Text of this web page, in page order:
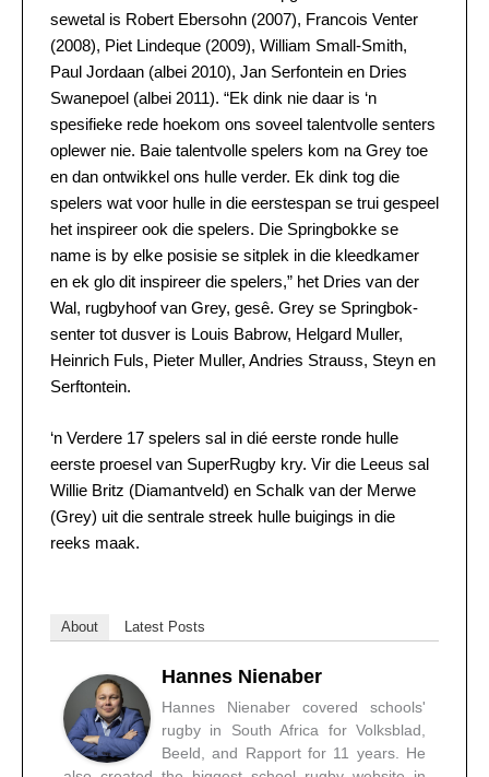
sewetal is Robert Ebersohn (2007), Francois Venter
(2008), Piet Lindeque (2009), William Small-Smith,
Paul Jordaan (albei 2010), Jan Serfontein en Dries
Swanepoel (albei 2011). “Ek dink nie daar is ‘n
spesifieke rede hoekom ons soveel talentvolle senters
oplewer nie. Baie talentvolle spelers kom na Grey toe
en dan ontwikkel ons hulle verder. Ek dink tog die
spelers wat voor hulle in die eerstespan se trui gespeel
het inspireer ook die spelers. Die Springbokke se
name is by elke posisie se sitplek in die kleedkamer
en ek glo dit inspireer die spelers,” het Dries van der
Wal, rugbyhoof van Grey, gesê. Grey se Springbok-
senter tot dusver is Louis Babrow, Helgard Muller,
Heinrich Fuls, Pieter Muller, Andries Strauss, Steyn en
Serftontein.
‘n Verdere 17 spelers sal in dié eerste ronde hulle
eerste proesel van SuperRugby kry. Vir die Leeus sal
Willie Britz (Diamantveld) en Schalk van der Merwe
(Grey) uit die sentrale streek hulle buigings in die
reeks maak.
About Latest Posts
Hannes Nienaber
Hannes Nienaber covered schools'
rugby in South Africa for Volksblad,
Beeld, and Rapport for 11 years. He